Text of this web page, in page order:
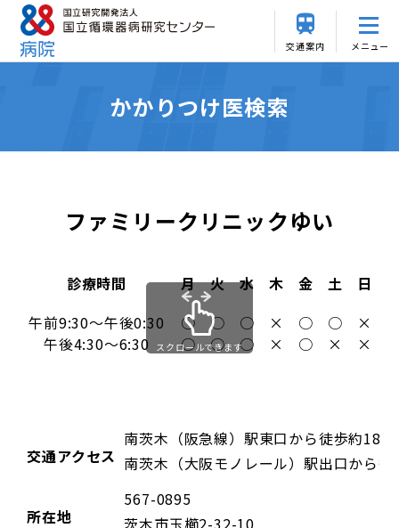
交通案内 メニュー
かかりつけ医検索
ファミリークリニックゆい
診療時間 月 火 水 木 金 土
日
午前9:30～午後0:30
○ ○ ○ × ○ ○
×
午後4:30～6:30
○ ○ ○ × ○ × ×
スクロールできます
交通アクセス
南茨木（阪急線）駅東口から徒歩約18分
南茨木（大阪モノレール）駅出口から
所在地
567-0895
茨木市玉櫛2-32-10